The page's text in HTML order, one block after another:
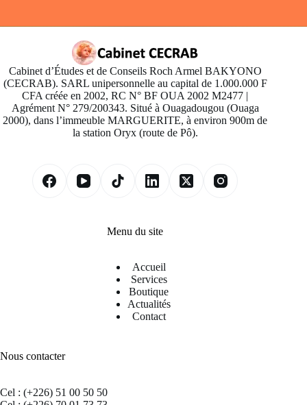
Cabinet d’Études et de Conseils Roch Armel BAKYONO
(CECRAB). SARL unipersonnelle au capital de 1.000.000 F
CFA créée en 2002, RC N° BF OUA 2002 M2477 |
Agrément N° 279/200343. Situé à Ouagadougou (Ouaga
2000), dans l’immeuble MARGUERITE, à environ 900m de
la station Oryx (route de Pô).
Menu du site
Accueil
Services
Boutique
Actualités
Contact
Nous contacter
Cel : (+226) 51 00 50 50